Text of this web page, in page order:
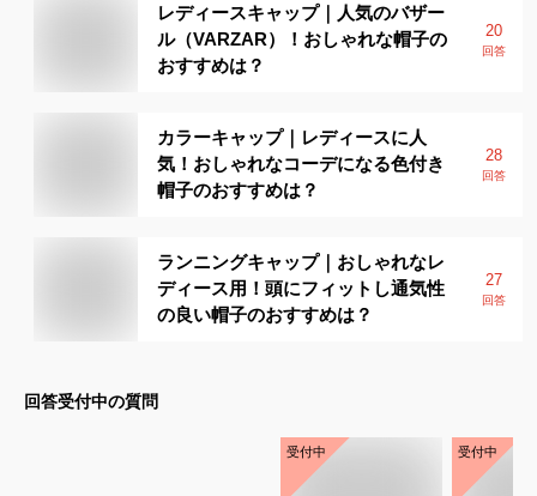
レディースキャップ｜人気のバザー
ル（VARZAR）！おしゃれな帽子の
おすすめは？
20
回答
カラーキャップ｜レディースに人
気！おしゃれなコーデになる色付き
帽子のおすすめは？
28
回答
ランニングキャップ｜おしゃれなレ
ディース用！頭にフィットし通気性
の良い帽子のおすすめは？
27
回答
回答受付中の質問
受付中 受付中